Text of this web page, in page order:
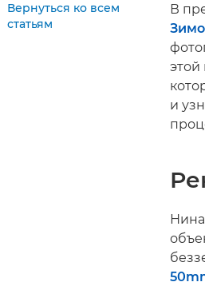
Вернуться ко всем
статьям
В
этой
и